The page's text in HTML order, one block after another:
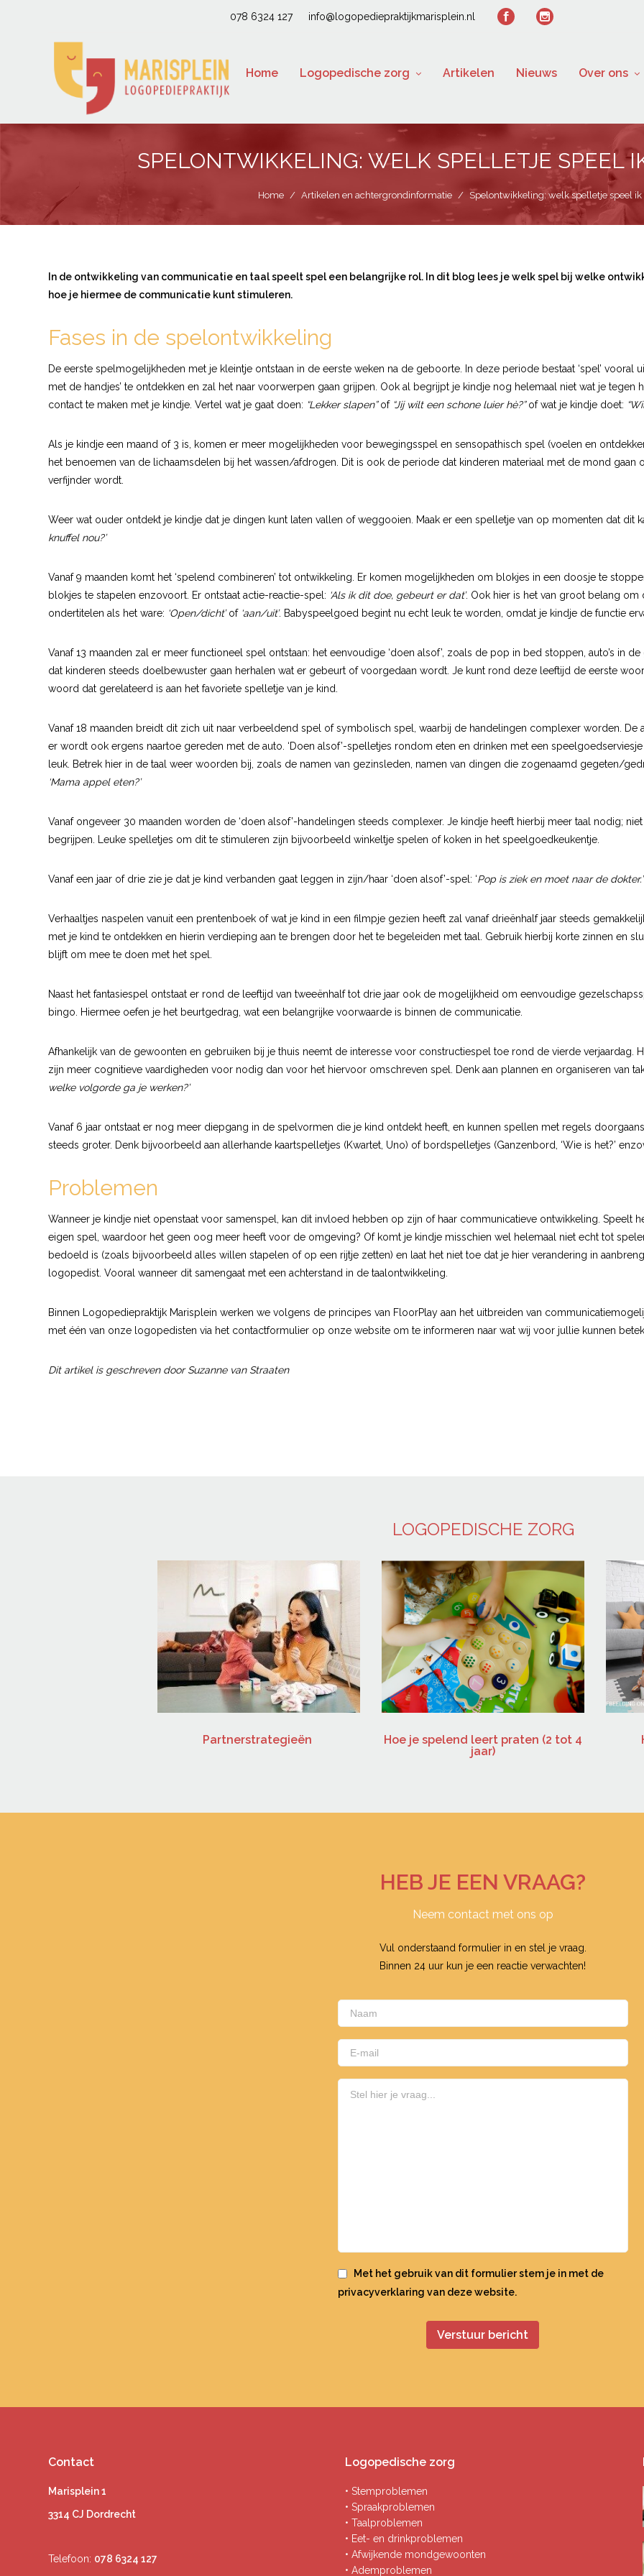
078 6324 127 info@logopediepraktijkmarisplein.nl
Home Logopedische zorg Artikelen Nieuws Over ons
SPELONTWIKKELING: WELK SPELLETJE SPEEL
Home / Artikelen en achtergrondinformatie / Spelontwikkeling: welk spelletje speel
In de ontwikkeling van communicatie en taal speelt spel een belangrijke rol. In dit blog lees je welk spel bij welke
hoe je hiermee de communicatie kunt stimuleren.
Fases in de spelontwikkeling
De eerste spelmogelijkheden met je kleintje ontstaan in de eerste weken na de geboorte. In deze periode bestaat ‘spel’ vooral
met de handjes’ te ontdekken en zal het naar voorwerpen gaan grijpen. Ook al begrijpt je kindje nog helemaal niet wat je tegen
contact te maken met je kindje. Vertel wat je gaat doen: “Lekker slapen”of “Jij wilt een schone luier hè?”of wat je kindje doet:
Als je kindje een maand of 3 is, komen er meer mogelijkheden voor bewegingsspel en sensopathisch spel (voelen en
het benoemen van de lichaamsdelen bij het wassen/afdrogen. Dit is ook de periode dat kinderen materiaal met de mond
verfijnder wordt.
Weer wat ouder ontdekt je kindje dat je dingen kunt laten vallen of weggooien. Maak er een spelletje van op momenten dat dit
knuffel nou?’
Vanaf 9 maanden komt het ‘spelend combineren’ tot ontwikkeling. Er komen mogelijkheden om blokjes in een doosje te
blokjes te stapelen enzovoort. Er ontstaat actie-reactie-spel: ‘Als ik dit doe, gebeurt er dat’. Ook hier is het van groot belang
ondertitelen als het ware: ‘Open/dicht’of ‘aan/uit’. Babyspeelgoed begint nu echt leuk te worden, omdat je kindje de functie
Vanaf 13 maanden zal er meer functioneel spel ontstaan: het eenvoudige ‘doen alsof’, zoals de pop in bed stoppen, auto’s in
dat kinderen steeds doelbewuster gaan herhalen wat er gebeurt of voorgedaan wordt. Je kunt rond deze leeftijd de eerste
woord dat gerelateerd is aan het favoriete spelletje van je kind.
Vanaf 18 maanden breidt dit zich uit naar verbeeldend spel of symbolisch spel, waarbij de handelingen complexer worden. De
er wordt ook ergens naartoe gereden met de auto. ‘Doen alsof’-spelletjes rondom eten en drinken met een
leuk. Betrek hier in de taal weer woorden bij, zoals de namen van gezinsleden, namen van dingen die zogenaamd gegeten/
‘Mama appel eten?’
Vanaf ongeveer 30 maanden worden de ‘doen alsof’-handelingen steeds complexer. Je kindje heeft hierbij meer taal nodig;
begrijpen. Leuke spelletjes om dit te stimuleren zijn bijvoorbeeld winkeltje spelen of koken in het speelgoedkeukentje.
Vanaf een jaar of drie zie je dat je kind verbanden gaat leggen in zijn/haar ‘doen alsof’-spel: ‘Pop is ziek en moet naar de dokter.’
Verhaaltjes naspelen vanuit een prentenboek of wat je kind in een filmpje gezien heeft zal vanaf drieënhalf jaar steeds
met je kind te ontdekken en hierin verdieping aan te brengen door het te begeleiden met taal. Gebruik hierbij korte zinnen en
blijft om mee te doen met het spel.
Naast het fantasiespel ontstaat er rond de leeftijd van tweeënhalf tot drie jaar ook de mogelijkheid om eenvoudige
bingo. Hiermee oefen je het beurtgedrag, wat een belangrijke voorwaarde is binnen de communicatie.
Afhankelijk van de gewoonten en gebruiken bij je thuis neemt de interesse voor constructiespel toe rond de vierde verjaardag.
zijn meer cognitieve vaardigheden voor nodig dan voor het hiervoor omschreven spel. Denk aan plannen en organiseren van
welke volgorde ga je werken?’
Vanaf 6 jaar ontstaat er nog meer diepgang in de spelvormen die je kind ontdekt heeft, en kunnen spellen met regels
steeds groter. Denk bijvoorbeeld aan allerhande kaartspelletjes (Kwartet, Uno) of bordspelletjes (Ganzenbord, ‘Wie is het?’
Problemen
Wanneer je kindje niet openstaat voor samenspel, kan dit invloed hebben op zijn of haar communicatieve ontwikkeling. Speelt
eigen spel, waardoor het geen oog meer heeft voor de omgeving? Of komt je kindje misschien wel helemaal niet echt tot
bedoeld is (zoals bijvoorbeeld alles willen stapelen of op een rijtje zetten) en laat het niet toe dat je hier verandering in
logopedist. Vooral wanneer dit samengaat met een achterstand in de taalontwikkeling.
Binnen Logopediepraktijk Marisplein werken we volgens de principes van FloorPlay aan het uitbreiden van
met één van onze logopedisten via het contactformulier op onze website om te informeren naar wat wij voor jullie kunnen
Dit artikel is geschreven door Suzanne van Straaten
LOGOPEDISCHE ZORG
Partnerstrategieën
Hoe je spelend leert praten (2 tot 4
jaar)
HEB JE EEN VRAAG?
Neem contact met ons op
Vul onderstaand formulier in en stel je vraag.
Binnen 24 uur kun je een reactie verwachten!
Met het gebruik van dit formulier stem je in met de
privacyverklaring van deze website.
Contact
Marisplein 1
3314 CJ Dordrecht
Telefoon: 078 6324 127
Logopedische zorg
• Stemproblemen
• Spraakproblemen
• Taalproblemen
• Eet- en drinkproblemen
• Afwijkende mondgewoonten
• Ademproblemen